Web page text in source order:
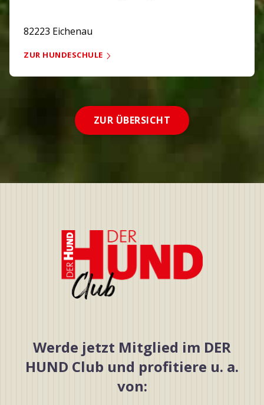
82223 Eichenau
ZUR HUNDESCHULE
ZUR ÜBERSICHT
Werde jetzt Mitglied im DER
HUND Club und profitiere u. a.
von: